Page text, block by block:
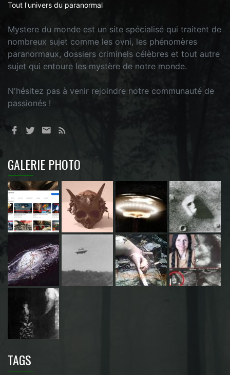
Tout l'univers du paranormal
Mystere du monde est un site spécialisé qui traitent de
nombreux sujet comme les ovni, les phénomères
paranormaux, dossiers criminels célèbres et tout autre
sujet qui entoure les mystère de notre monde.
N'hésitez pas à venir rejoindre notre communauté de
passionés !
GALERIE PHOTO
TAGS